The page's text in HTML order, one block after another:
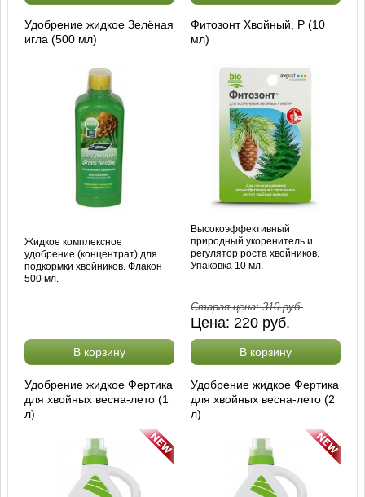
Удобрение жидкое Зелёная
игла (500 мл)
Жидкое комплексное
удобрение (концентрат) для
подкормки хвойников. Флакон
500 мл.
В корзину
Фитозонт Хвойный, Р (10
мл)
Высокоэффективный
природный укоренитель и
регулятор роста хвойников.
Упаковка 10 мл.
Старая цена:310руб.
Цена: 220 руб.
В корзину
Удобрение жидкое Фертика
для хвойных весна-лето (1
л)
Удобрение жидкое Фертика
для хвойных весна-лето (2
л)